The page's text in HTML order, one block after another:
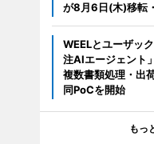
が8月6日(木)移転
WEELとユーザッ
注AIエージェント
複数書類処理・出
同PoCを開始
もっ